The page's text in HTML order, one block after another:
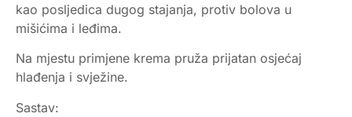
kao posljedica dugog stajanja, protiv bolova u
mišićima i leđima.
Na mjestu primjene krema pruža prijatan osjećaj
hlađenja i svježine.
Sastav: